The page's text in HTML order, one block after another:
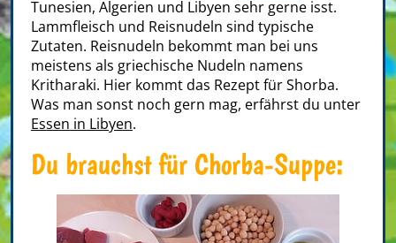
Tunesien, Algerien und Libyen sehr gerne isst.
Lammfleisch und Reisnudeln sind typische
Zutaten. Reisnudeln bekommt man bei uns
meistens als griechische Nudeln namens
Kritharaki. Hier kommt das Rezept für Shorba.
Was man sonst noch gern mag, erfährst du unter
Essen in Libyen.
Du brauchst für Chorba-Suppe: